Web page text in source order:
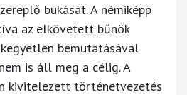
bukását. A némiképp
az elkövetett bűnök
bemutatásával
is áll meg a célig. A
kivitelezett történetvezetés